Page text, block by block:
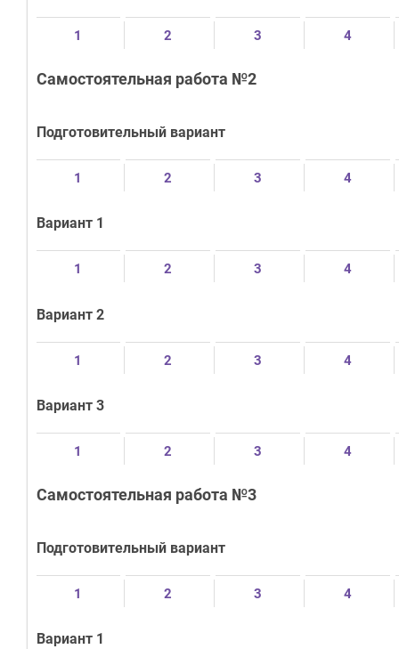
1 2 3 4
Самостоятельная работа №2
Подготовительный вариант
1 2 3 4
Вариант 1
1 2 3 4
Вариант 2
1 2 3 4
Вариант 3
1 2 3 4
Самостоятельная работа №3
Подготовительный вариант
1 2 3 4
Вариант 1